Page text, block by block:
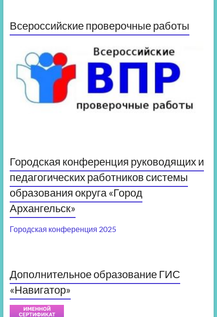
Всероссийские проверочные работы
Городская конференция руководящих и
педагогических работников системы
образования округа «Город
Архангельск»
Городская конференция 2025
Дополнительное образование ГИС
«Навигатор»